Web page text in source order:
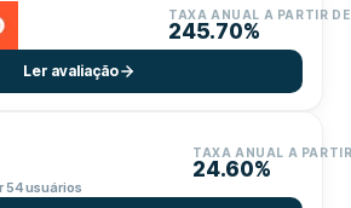
TAXA ANUAL A PARTIR DE
245.70%
Ler avaliação
54 usuários
TAXA ANUAL A
24.60%